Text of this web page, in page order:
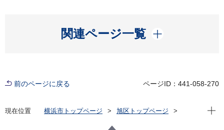
関連ページ一覧
開く
前のページに戻る ページID：441-058-270
現在位置 横浜市トップページ
旭区トップページ
現在